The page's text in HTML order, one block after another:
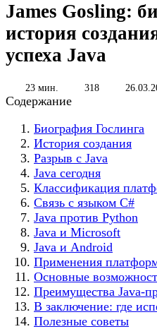
James Gosling:
история
успеха Java
23 мин. 318
Содержание
Биография Гослинга
История создания
Разрыв с Java
Java сегодня
Классификация
Связь с языком C#
Java против Python
Java и Microsoft
Java и Android
Применения
Основные
Преимущества Java-
В заключение: где
Полезные советы